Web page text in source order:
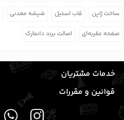
ساخت ژاپن قاب استیل شیشه معدنی
صفحه عقربه‌ای اصالت برند دانمارک
خدمات مشتریان
قوانین و مقررات